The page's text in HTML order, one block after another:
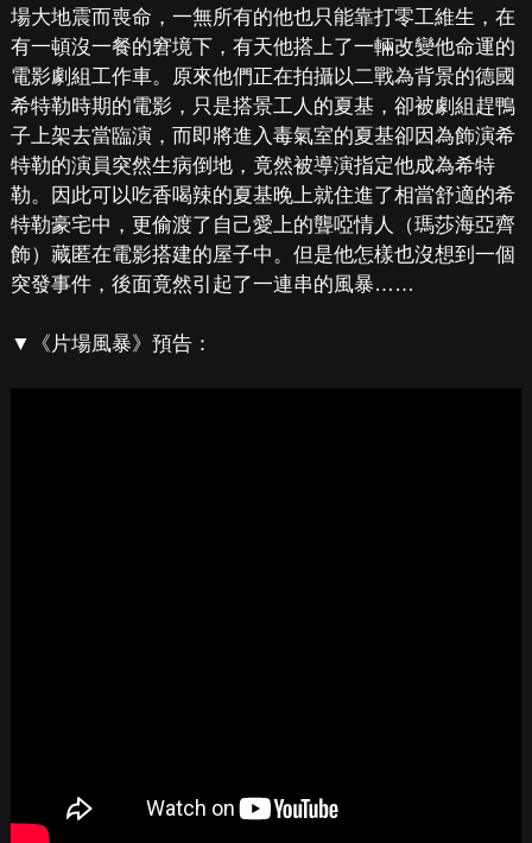
場大地震而喪命，一無所有的他也只能靠打零工維生，在
有一頓沒一餐的窘境下，有天他搭上了一輛改變他命運的
電影劇組工作車。原來他們正在拍攝以二戰為背景的德國
希特勒時期的電影，只是搭景工人的夏基，卻被劇組趕鴨
子上架去當臨演，而即將進入毒氣室的夏基卻因為飾演希
特勒的演員突然生病倒地，竟然被導演指定他成為希特
勒。因此可以吃香喝辣的夏基晚上就住進了相當舒適的希
特勒豪宅中，更偷渡了自己愛上的聾啞情人（瑪莎海亞齊
飾）藏匿在電影搭建的屋子中。但是他怎樣也沒想到一個
突發事件，後面竟然引起了一連串的風暴……
▼《片場風暴》預告：